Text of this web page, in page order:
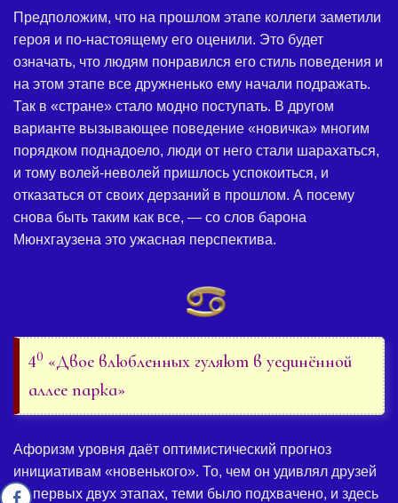
Предположим, что на прошлом этапе коллеги заметили
героя и по-настоящему его оценили. Это будет
означать, что людям понравился его стиль поведения и
на этом этапе все дружненько ему начали подражать.
Так в «стране» стало модно поступать. В другом
варианте вызывающее поведение «новичка» многим
порядком поднадоело, люди от него стали шарахаться,
и тому волей-неволей пришлось успокоиться, и
отказаться от своих дерзаний в прошлом. А посему
снова быть таким как все, — со слов барона
Мюнхгаузена это ужасная перспектива.
40 «Двое влюбленных гуляют в уединённой
аллее парка»
Афоризм уровня даёт оптимистический прогноз
инициативам «новенького». То, чем он удивлял друзей
на первых двух этапах, теми было подхвачено, и здесь